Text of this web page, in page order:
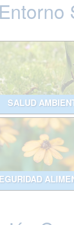
SALUD